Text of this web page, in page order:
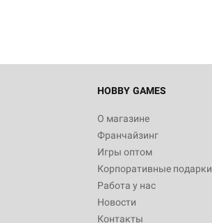
HOBBY GAMES
О магазине
Франчайзинг
Игры оптом
Корпоративные подарки
Работа у нас
Новости
Контакты